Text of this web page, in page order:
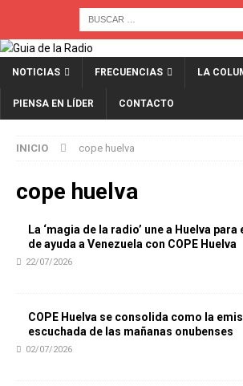
NOTICIAS FRECUENCIAS LA
PIENSA EN LÍDER CONTACTO
INICIO cope huelva
cope huelva
La ‘magia de la radio’ une a Huelva
de ayuda a Venezuela con COPE Huelva
22/07/2026
COPE Huelva se consolida como la
escuchada de las mañanas onubenses
02/07/2026